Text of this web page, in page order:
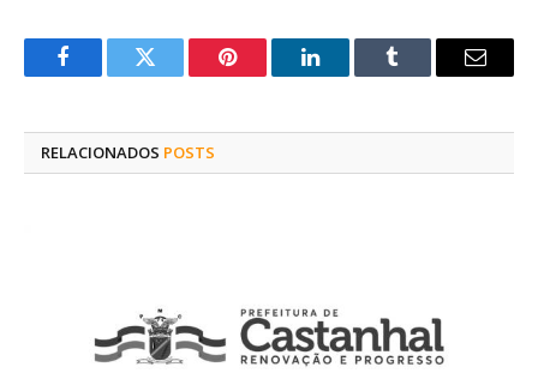
FacebookTwitter Pinterest O
Tumblr
E-
RELACIONADOS POSTS